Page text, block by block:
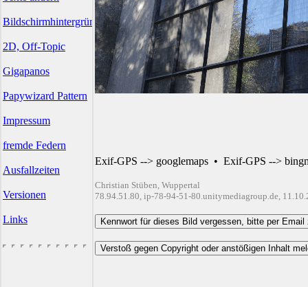
Bildschirmhintergründe
2D, Off-Topic
Gigapanos
Papywizard Pattern
Impressum
fremde Federn
Ausfallzeiten
Versionen
Links
Exif-GPS --> googlemaps • Exif-GPS -->
Christian Stüben, Wuppertal
78.94.51.80, ip-78-94-51-80.unitymediagroup.de,